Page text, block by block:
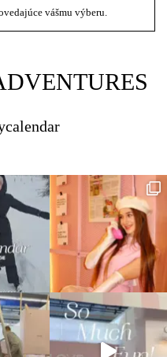
vášmu výberu.